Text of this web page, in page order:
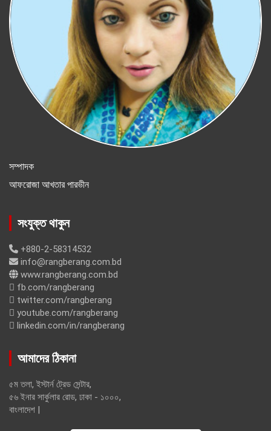
সম্পাদক
আফরোজা আখতার পারভীন
সংযুক্ত থাকুন
+880-2-58314532
info@rangberang.com.bd
www.rangberang.com.bd
fb.com/rangberang
twitter.com/rangberang
youtube.com/rangberang
linkedin.com/in/rangberang
আমাদের ঠিকানা
৫ম তলা, ইস্টার্ন ট্রেড সেন্টার,
৫৬ ইনার সার্কুলার রোড, ঢাকা - ১০০০,
বাংলাদেশ |